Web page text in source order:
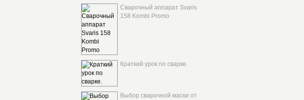
Сварочный аппарат Svaris
158 Kombi Promo
Краткий урок по сварке.
Выбор сварочной маски от